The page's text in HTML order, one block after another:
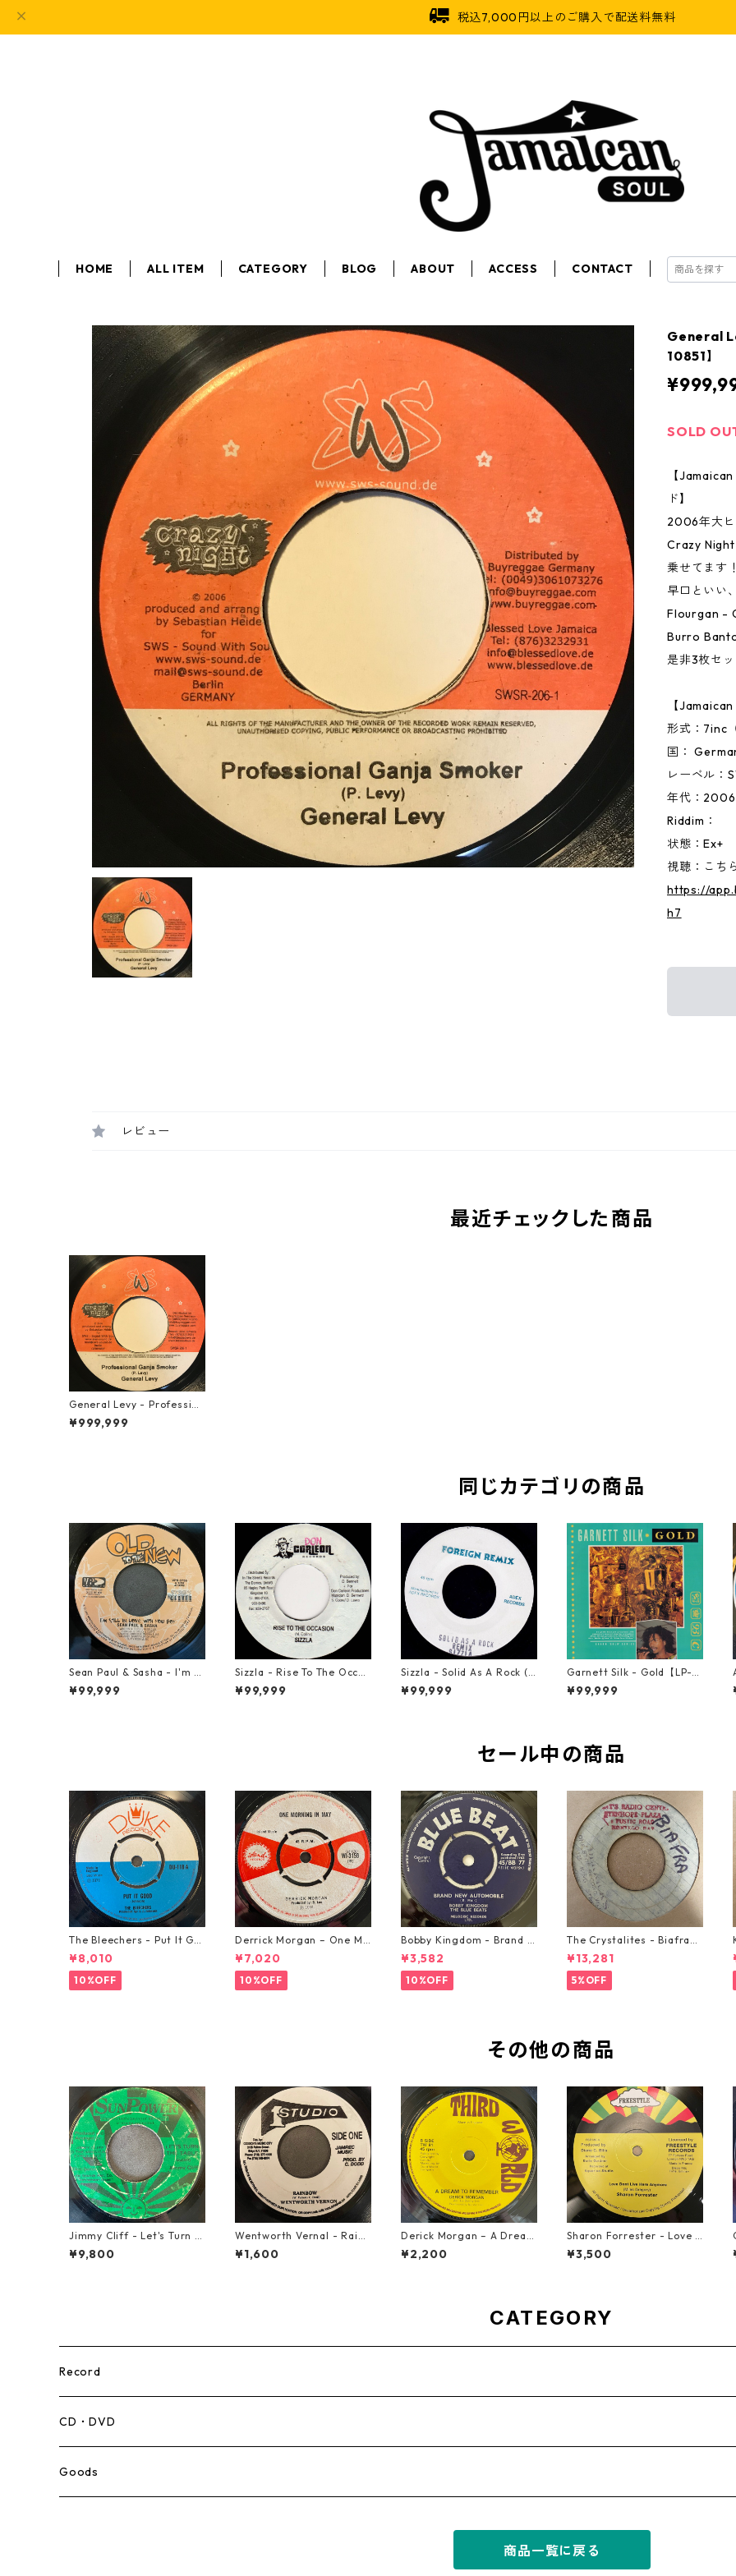
税込7,000円以上のご購入で配送料無料
HOME ALL ITEM CATEGORY BLOG ABOUT ACCESS CONTACT
General
10851】
SOLD
【
ド】
2006年大ヒ
Crazy Night
乗せてます！
早口といい
Flourgan -
Burro
是非3枚セッ
【
形式：7inc
国：
レーベル：
年代：2006
Riddim：
状態：Ex+
視聴：こち
https://
h7
レビュー
最近チェックした商品
General Levy - Profession
al Ganja Smoker【7-1085
1】
¥999,999
同じカテゴリの商品
Sean Paul & Sasha - I'm St
ill In Love With You Boy【7
-21878】
¥99,999
Sizzla - Rise To The Occas
ion【7-21822】
¥99,999
Sizzla - Solid As A Rock (R
emix)【7-21821】
¥99,999
Garnett Silk - Gold【LP-7
0064】
¥99,999
セール中の商品
The Bleechers - Put It Go
od 【7-21637】
¥8,010
10%OFF
Derrick Morgan – One Mo
rning In May【7-21653】
¥7,020
10%OFF
Bobby Kingdom - Brand N
ew Automobile【7-2088
9】
¥3,582
10%OFF
The Crystalites - Biafra
【7-21293】
¥13,281
5%OFF
その他の商品
Jimmy Cliff - Let's Turn T
he Table【7-21999】
¥9,800
Wentworth Vernal - Rainb
ow【7-21940】
¥1,600
Derick Morgan – A Dream
To Remember【7-21824】
¥2,200
Sharon Forrester - Love D
on't Live Here Anymore
【12-50068】
¥3,500
CATEGORY
Record
Mento,Calypso,Ballad
Ska
CD・DVD
Goods
商品一覧に戻る